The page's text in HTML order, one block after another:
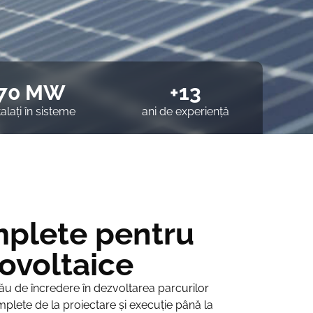
MW
în sisteme
+13
ani de experiență
pentru
de încredere în dezvoltarea parcurilor
de la proiectare și execuție până la